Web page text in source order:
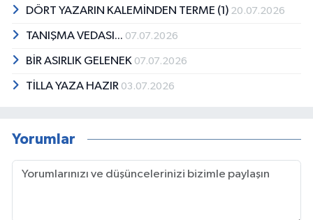
DÖRT YAZARIN KALEMİNDEN TERME (1) 20.07.2026
TANIŞMA VEDASI... 07.07.2026
BİR ASIRLIK GELENEK 07.07.2026
TİLLA YAZA HAZIR 03.07.2026
Yorumlar